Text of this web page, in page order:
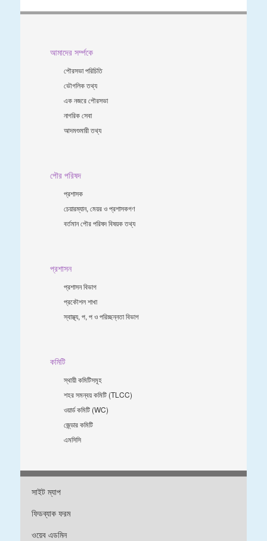
আমাদের সর্ম্পকে
পৌরসভা পরিচিতি
ভৌগলিক তথ্য
এক নজরে পৌরসভা
নাগরিক সেবা
আদমশুমারী তথ্য
পৌর পরিষদ
প্রশাসক
চেয়ারম্যান, মেয়র ও প্রশাসকগণ
বর্তমান পৌর পরিষদ বিষয়ক তথ্য
প্রশাসন
প্রশাসন বিভাগ
প্রকৌশল শাখা
স্বাস্থ্য, প, প ও পরিচ্ছন্নতা ‍বিভাগ
কমিটি
স্থায়ী কমিটিসমূহ
শহর সমন্বয় কমিটি (TLCC)
ওয়ার্ড কমিটি (WC)
জে্ন্ডার কমিটি
এমসিসি
সাইট ম্যাপ
ফিডব্যাক ফরম
ওয়েব এডমিন